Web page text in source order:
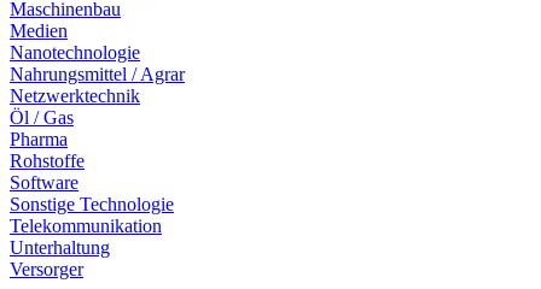
Maschinenbau
Medien
Nanotechnologie
Nahrungsmittel / Agrar
Netzwerktechnik
Öl / Gas
Pharma
Rohstoffe
Software
Sonstige Technologie
Telekommunikation
Unterhaltung
Versorger